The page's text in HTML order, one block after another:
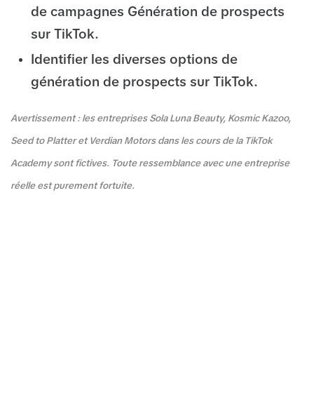
de campagnes Génération de prospects
sur TikTok.
Identifier les diverses options de
génération de prospects sur TikTok.
Avertissement : les entreprises Sola Luna Beauty, Kosmic Kazoo,
Seed to Platter et Verdian Motors dans les cours de la TikTok
Academy sont fictives. Toute ressemblance avec une entreprise
réelle est purement fortuite.